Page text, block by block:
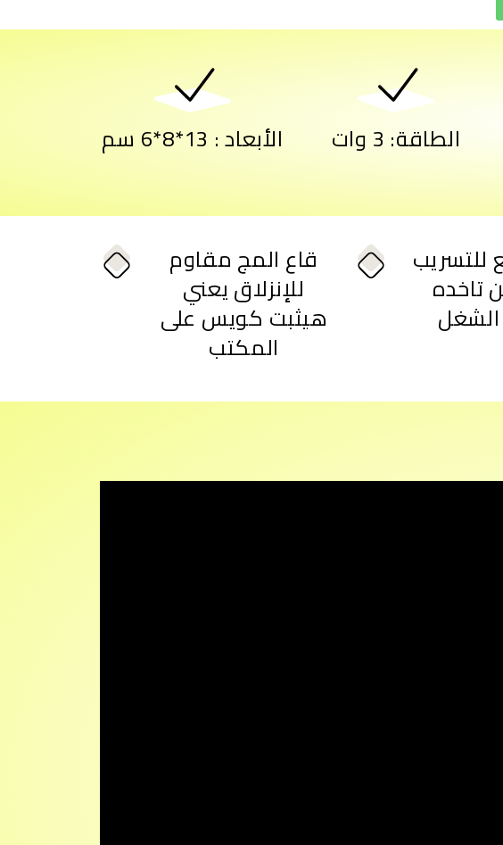
الأبعاد : 13*8*6 سم الطاقة: 3 وات
قاع المج مقاوم
للإنزلاق يعني
هيثبت كويس على
المكتب
للتسريب
تاخده